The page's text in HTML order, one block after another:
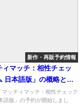
新作・再販予約情報
ィマッチ：相性チェッ
日本語版」の概略と予
能なショップ紹介！
マッチィマッチ：相性チェック
語版」の予約が開始しまし